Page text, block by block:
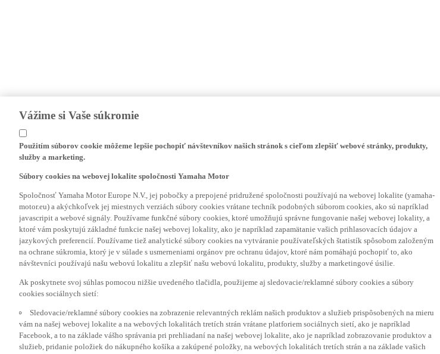
Vážime si Vaše súkromie
Použitím súborov cookie môžeme lepšie pochopiť návštevníkov našich stránok s cieľom zlepšiť webové stránky, produkty,
služby a marketing.
Súbory cookies na webovej lokalite spoločnosti Yamaha Motor
Spoločnosť Yamaha Motor Europe N.V., jej pobočky a prepojené pridružené spoločnosti používajú na webovej lokalite (yamaha-
motor.eu) a akýchkoľvek jej miestnych verziách súbory cookies vrátane techník podobných súborom cookies, ako sú napríklad
javascripit a webové signály. Používame funkčné súbory cookies, ktoré umožňujú správne fungovanie našej webovej lokality, a
ktoré vám poskytujú základné funkcie našej webovej lokality, ako je napríklad zapamätanie vašich prihlasovacích údajov a
jazykových preferencií. Používame tiež analytické súbory cookies na vytváranie používateľských štatistík spôsobom založeným
na ochrane súkromia, ktorý je v súlade s usmerneniami orgánov pre ochranu údajov, ktoré nám pomáhajú pochopiť to, ako
návštevníci používajú našu webovú lokalitu a zlepšiť našu webovú lokalitu, produkty, služby a marketingové úsilie.
Ak poskytnete svoj súhlas pomocou nižšie uvedeného tlačidla, použijeme aj sledovacie/reklamné súbory cookies a súbory
cookies sociálnych sietí:
Sledovacie/reklamné súbory cookies na zobrazenie relevantných reklám našich produktov a služieb prispôsobených na mieru
vám na našej webovej lokalite a na webových lokalitách tretích strán vrátane platforiem sociálnych sietí, ako je napríklad
Facebook, a to na základe vášho správania pri prehliadaní na našej webovej lokalite, ako je napríklad zobrazovanie produktov a
služieb, pridanie položiek do nákupného košíka a zakúpené položky, na webových lokalitách tretích strán a na základe vašich